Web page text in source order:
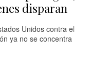
disparan
Unidos contra el
ya no se concentra